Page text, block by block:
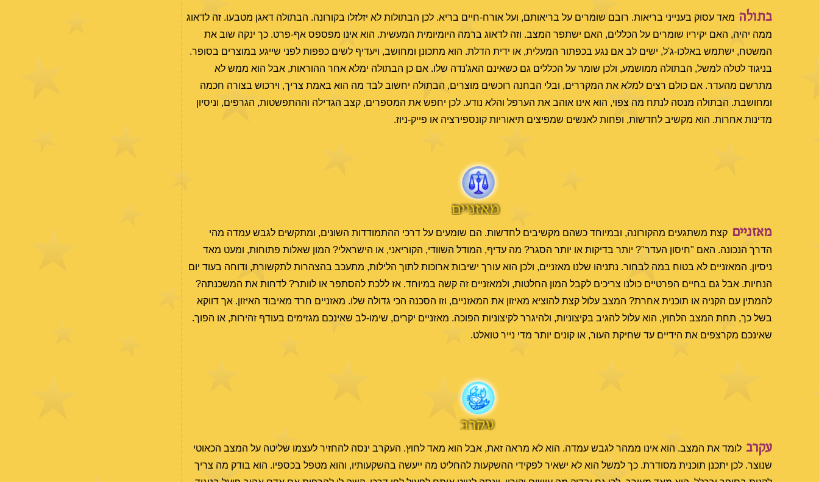
בתולה מאד עסוק בענייני בריאות. רובם שומרים על בריאותם, ועל אורח-חיים בריא. לכן הבתולות לא יזלזלו בקורונה. הבתולה דאגן מטבעו. זה לדאוג
ממה יהיה, האם יקיריו שומרים על הכללים, האם ישתפר המצב. וזה לדאוג ברמה היומיומית המעשית. הוא אינו מפספס אף-פרט. כך ינקה שוב את
המשטח, ישתמש באלכו-ג'ל, ישים לב אם נגע בכפתור המעלית, או ידית הדלת. הוא מתכונן ומחושב, ויעדיף לשים כפפות לפני שייגע במוצרים בסופר.
בניגוד לטלה למשל, הבתולה ממושמע, ולכן שומר על הכללים גם כשאינם האג'נדה שלו. אם כן הבתולה ימלא אחר ההוראות, אבל הוא ממש לא
מתרשם מהעדר. אם כולם רצים למלא את המקררים, ובלי הבחנה רוכשים מוצרים, הבתולה יחשוב לבד מה הוא באמת צריך, וירכוש בצורה חכמה
ומחושבת. הבתולה מנסה לנתח מה צפוי, הוא אינו אוהב את הערפל והלא נודע. לכן יחפש את המספרים, קצב הגדילה וההתפשטות, הגרפים, וניסיון
מדינות אחרות. הוא מקשיב לחדשות, ופחות לאנשים שמפיצים תיאוריות קונספירציה או פייק-ניוז.
מאזניים קצת משתגעים מהקורונה, ובמיוחד כשהם מקשיבים לחדשות. הם שומעים על דרכי ההתמודדות השונים, ומתקשים לגבש עמדה מהי
הדרך הנכונה. האם "חיסון העדר"? יותר בדיקות או יותר הסגר? מה עדיף, המודל השוודי, הקוריאני, או הישראלי? המון שאלות פתוחות, ומעט מאד
ניסיון. המאזניים לא בטוח במה לבחור. נתניהו שלנו מאזניים, ולכן הוא עורך ישיבות ארוכות לתוך הלילות, מתעכב בהצהרות לתקשורת, ודוחה בעוד יום
הנחיות. אבל גם בחיים הפרטיים כולנו צריכים לקבל המון החלטות, ולמאזניים זה קשה במיוחד. אז ללכת להסתפר או לוותר? לדחות את המשכנתה?
להמתין עם הקניה או תוכנית אחרת? המצב עלול קצת להוציא מאיזון את המאזניים, וזו הסכנה הכי גדולה שלו. מאזניים חרד מאיבוד האיזון. אך דווקא
בשל כך, תחת המצב הלחוץ, הוא עלול להגיב בקיצוניות, ולהיגרר לקיצוניות הפוכה. מאזניים יקרים, שימו-לב שאינכם מגזימים בעודף זהירות, או הפוך.
שאינכם מקרצפים את הידיים עד שחיקת העור, או קונים יותר מדי נייר טואלט.
עקרב לומד את המצב. הוא אינו ממהר לגבש עמדה. הוא לא מראה זאת, אבל הוא מאד לחוץ. העקרב ינסה להחזיר לעצמו שליטה על המצב הכאוטי
שנוצר. לכן יתכנן תוכנית מסודרת. כך למשל הוא לא ישאיר לפקידי ההשקעות להחליט מה ייעשה בהשקעותיו, והוא מטפל בכספיו. הוא בודק מה צריך